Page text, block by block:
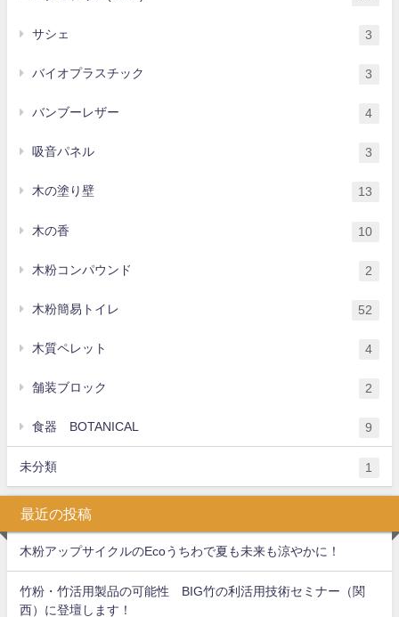
サシェ 3
バイオプラスチック 3
バンブーレザー 4
吸音パネル 3
木の塗り壁 13
木の香 10
木粉コンパウンド 2
木粉簡易トイレ 52
木質ペレット 4
舗装ブロック 2
食器 BOTANICAL 9
未分類 1
最近の投稿
木粉アップサイクルのEcoうちわで夏も未来も涼やかに！
竹粉・竹活用製品の可能性 BIG竹の利活用技術セミナー（関
西）に登壇します！